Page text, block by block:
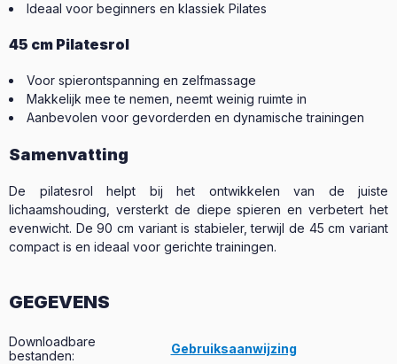
Ideaal voor beginners en klassiek Pilates
45 cm Pilatesrol
Voor spierontspanning en zelfmassage
Makkelijk mee te nemen, neemt weinig ruimte in
Aanbevolen voor gevorderden en dynamische trainingen
Samenvatting
De pilatesrol helpt bij het ontwikkelen van de juiste
lichaamshouding, versterkt de diepe spieren en verbetert het
evenwicht. De 90 cm variant is stabieler, terwijl de 45 cm variant
compact is en ideaal voor gerichte trainingen.
GEGEVENS
Downloadbare
bestanden:
Gebruiksaanwijzing